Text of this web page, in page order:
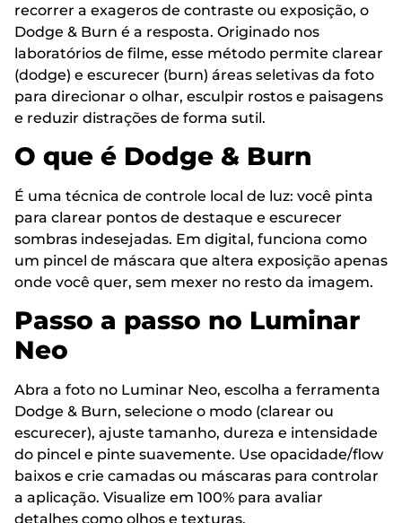
recorrer a exageros de contraste ou exposição, o
Dodge & Burn é a resposta. Originado nos
laboratórios de filme, esse método permite clarear
(dodge) e escurecer (burn) áreas seletivas da foto
para direcionar o olhar, esculpir rostos e paisagens
e reduzir distrações de forma sutil.
O que é Dodge & Burn
É uma técnica de controle local de luz: você pinta
para clarear pontos de destaque e escurecer
sombras indesejadas. Em digital, funciona como
um pincel de máscara que altera exposição apenas
onde você quer, sem mexer no resto da imagem.
Passo a passo no Luminar
Neo
Abra a foto no Luminar Neo, escolha a ferramenta
Dodge & Burn, selecione o modo (clarear ou
escurecer), ajuste tamanho, dureza e intensidade
do pincel e pinte suavemente. Use opacidade/flow
baixos e crie camadas ou máscaras para controlar
a aplicação. Visualize em 100% para avaliar
detalhes como olhos e texturas.